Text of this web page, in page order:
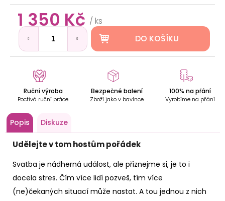
1 350 Kč / ks
DO KOŠÍKU
Ruční výroba
Poctivá ruční práce
Bezpečné balení
Zboží jako v bavlnce
100% na přání
Vyrobíme na přání
Popis Diskuze
Udělejte v tom hostům pořádek
Svatba je nádherná událost, ale přiznejme si, je to i
docela stres. Čím více lidí pozveš, tím více
(ne)čekaných situací může nastat. A tou jednou z nich
r
e
m
e
JEDINEČNÝ
DŘEVĚNÝ
STROM
ŽIVOTA